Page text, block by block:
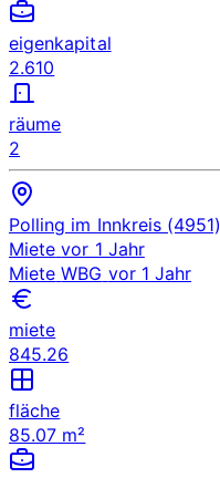
eigenkapital
2.610
räume
2
Polling im Innkreis (4951)
Miete vor 1 Jahr
Miete WBG vor 1 Jahr
miete
845.26
fläche
85.07 m²